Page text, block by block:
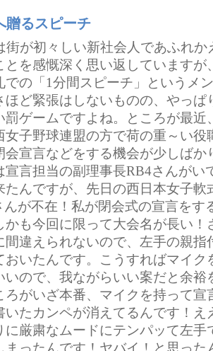
贈るスピーチ
街が初々しい新社会人であふれ
とを感慨深く思い返していますが
での「1分間スピーチ」というメ
ほど緊張はしないものの、やっぱ
罰ゲームですよね。ところが最近
女子野球連盟の方で荷の重～い
会宣言などをする機会が少しば
宣言担当の副理事長RB4さんがい
たんですが、先日の西日本女子軟
んが不在！私が閉会式の宣言をす
かも今回に限って大会名が長い！
間違えられないので、左手の親指
おいたんです。こうすればマイク
いので、我ながらいい案だと余裕
ろがいざ本番、マイクを持って宣
いたカンペが消えてるんです！え
に厳粛なムードにテンパッて左手